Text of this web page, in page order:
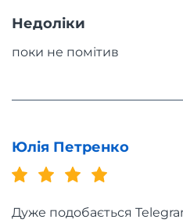
Недоліки
поки не помітив
Юлія Петренко
Дуже подобається